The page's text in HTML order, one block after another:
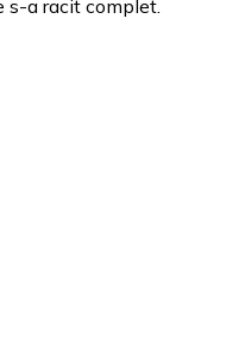
s-a racit complet.